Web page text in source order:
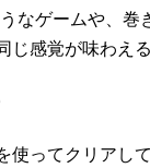
なゲームや、
感覚が味わえ
ってクリアし